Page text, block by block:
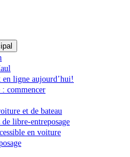
en ligne aujourd’hui!
commencer
et de bateau
libre-entreposage
en voiture